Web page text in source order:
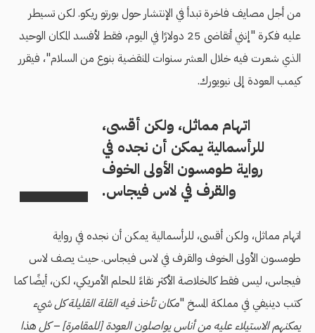
من أجل مصايف فاخرة تبدأ في الإنتشار حول بورتو ريكو. لكن تسيطر
عليه فكرة "إنني أتقاضى 25 دولارًا في اليوم، فقط لأفسد المكان الوحيد
الذي شعرت فيه خلال العشر سنوات المنقضية بنوع من السلام"، فيقرر
كيمب العودة إلى نيويورك.
اتهام مماثل، ولكن أقسى،
للرأسمالية يمكن أن نجده في
رواية طومسون الأولى الخوف
والقرف في لاس فيجاس.
اتهام مماثل، ولكن أقسى، للرأسمالية يمكن أن نجده في رواية
طومسون الأولى الخوف والقرف في لاس فيجاس. حيث يصف لاس
فيجاس، ليس فقط كالخلاصة الأكثر نقاءً للحلم الأمريكي، لكن، أيضًا كما
كتب دينيفي في مملكة المسخ "مكان تأخذ فيه القلة القليلة كل شيء
يمكنهم الاستيلاء عليه من أناس يواصلون العودة [للمقامرة] – كل هذا